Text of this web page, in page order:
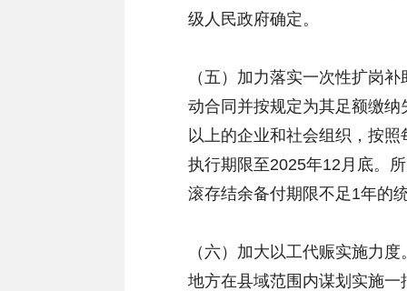
级人民政府确定。
（五）加力落实一次性扩岗
动合同并按规定为其足额缴
以上的企业和社会组织，按
执行期限至2025年12月底。
滚存结余备付期限不足1年的
（六）加大以工代赈实施力
地方在县域范围内谋划实施